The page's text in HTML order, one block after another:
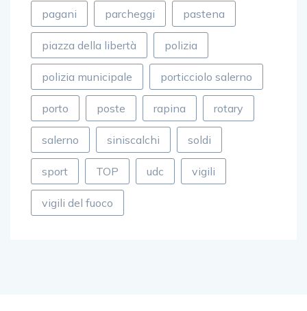
pagani parcheggi pastena
piazza della libertà polizia
polizia municipale porticciolo salerno
porto poste rapina rotary
salerno siniscalchi soldi
sport TOP udc vigili
vigili del fuoco